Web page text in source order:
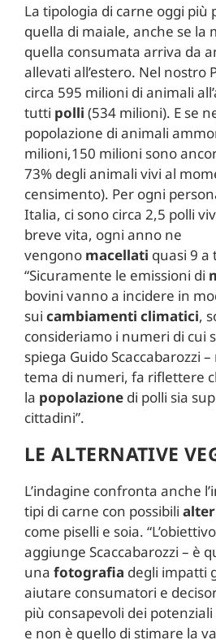
La tipologia di carne oggi più
quella di maiale, anche se la
quella consumata arriva da
allevati all’estero. Nel nostro
circa 595 milioni di animali
tutti polli (534 milioni). E se
popolazione di animali
milioni,150 milioni sono
73% degli animali vivi al
censimento). Per ogni
Italia, ci sono circa 2,5 polli
breve vita, ogni anno ne
vengono macellati quasi 9 a
“Sicuramente le emissioni di
bovini vanno a incidere in
sui cambiamenti climatici,
consideriamo i numeri di cui
spiega Guido Scaccabarozzi
tema di numeri, fa riflettere
la popolazionedi polli sia
cittadini”.
LE ALTERNATIVE
L’indagine confronta anche
tipi di carne con possibili
come piselli e soia.
aggiunge Scaccabarozzi – è
una fotografia degli impatti
aiutare consumatori e
più consapevoli dei
e non è quello di stimare la